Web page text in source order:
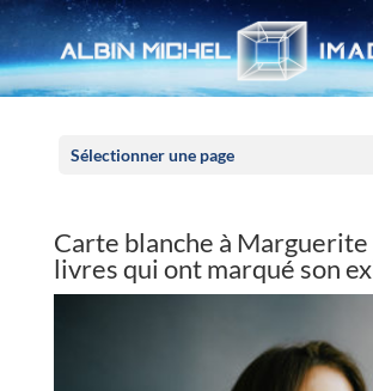
Sélectionner une page
Carte blanche à
livres qui ont marqué son
Panneau de gestion des cookies